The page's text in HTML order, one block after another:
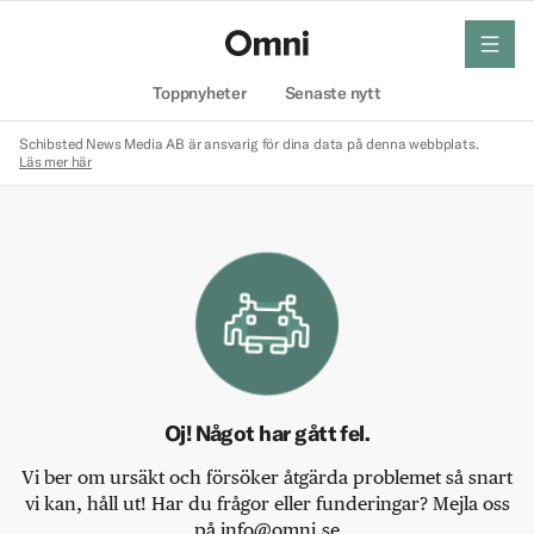
Toppnyheter Senaste nytt
meny
Schibsted News Media AB är ansvarig för dina data på denna webbplats.
Läs mer här
Oj! Något har gått fel.
Vi ber om ursäkt och försöker åtgärda problemet så snart
vi kan, håll ut! Har du frågor eller funderingar? Mejla oss